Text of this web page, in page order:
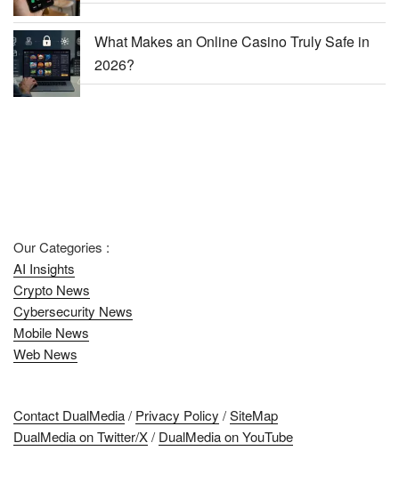
What Makes an Online Casino Truly Safe in
2026?
Our Categories :
AI Insights
Crypto News
Cybersecurity News
Mobile News
Web News
Contact DualMedia/ Privacy Policy /SiteMap
DualMedia on Twitter/X/ DualMedia on YouTube